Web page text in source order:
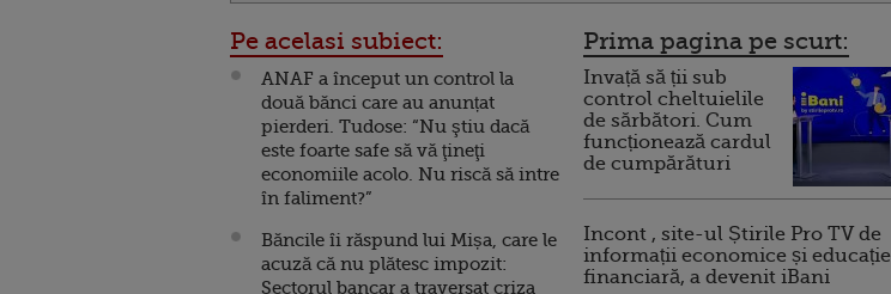
Pe acelasi subiect:
ANAF a început un control la
două bănci care au anunțat
pierderi. Tudose: “Nu ştiu dacă
este foarte safe să vă ţineţi
economiile acolo. Nu riscă să intre
în faliment?”
Băncile îi răspund lui Mișa, care le
acuză că nu plătesc impozit:
Sectorul bancar a traversat criza
Prima pagina pe scurt:
Invață să ții sub
control cheltuielile
de sărbători. Cum
funcționează cardul
de cumpărături
Incont , site-ul Știrile Pro TV de
informații economice și educație
financiară, a devenit iBani